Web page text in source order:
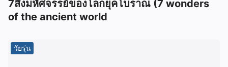
7สิ่งมหัศจรรย์ของโลกยุคโบราณ (7 wonders
of the ancient world
วัยรุ่น